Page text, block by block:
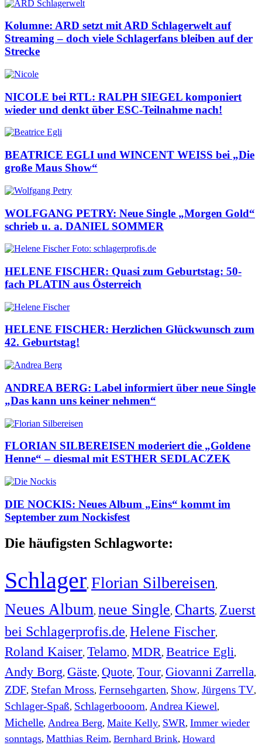
Kolumne: ARD setzt mit ARD Schlagerwelt auf
Streaming – doch viele Schlagerfans bleiben auf der
Strecke
NICOLE bei RTL: RALPH SIEGEL komponiert
wieder und denkt über ESC-Teilnahme nach!
BEATRICE EGLI und WINCENT WEISS bei „Die
große Maus Show“
WOLFGANG PETRY: Neue Single „Morgen Gold“
schrieb u. a. DANIEL SOMMER
HELENE FISCHER: Quasi zum Geburtstag: 50-
fach PLATIN aus Österreich
HELENE FISCHER: Herzlichen Glückwunsch zum
42. Geburtstag!
ANDREA BERG: Label informiert über neue Single
„Das kann uns keiner nehmen“
FLORIAN SILBEREISEN moderiert die „Goldene
Henne“ – diesmal mit ESTHER SEDLACZEK
DIE NOCKIS: Neues Album „Eins“ kommt im
September zum Nockisfest
Die häufigsten Schlagworte:
Schlager, Florian Silbereisen,
Neues Album, neue Single, Charts, Zuerst
bei Schlagerprofis.de, Helene Fischer,
Roland Kaiser, Telamo, MDR, Beatrice Egli,
Andy Borg, Gäste, Quote, Tour, Giovanni Zarrella,
ZDF, Stefan Mross, Fernsehgarten, Show, Jürgens TV,
Schlager-Spaß, Schlagerbooom, Andrea Kiewel,
Michelle, Andrea Berg, Maite Kelly, SWR, Immer wieder
sonntags, Matthias Reim, Bernhard Brink, Howard